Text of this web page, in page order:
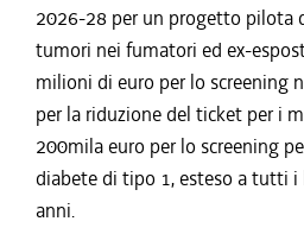
2026-28 per un progetto pilota
tumori nei fumatori ed ex-
milioni di euro per lo screening
per la riduzione del ticket per i
200mila euro per lo screening
diabete di tipo 1, esteso a tutti
anni.